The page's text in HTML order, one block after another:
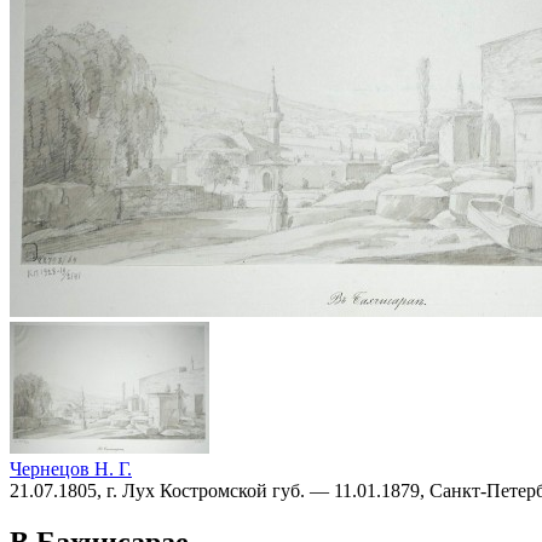
Чернецов Н. Г.
21.07.1805, г. Лух Костромской губ. — 11.01.1879, Санкт-